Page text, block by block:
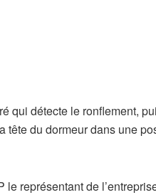
qui détecte le ronflement,
tête du dormeur dans une
le représentant de